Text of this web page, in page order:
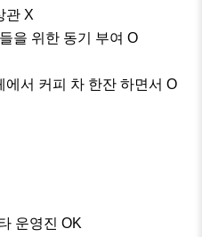
관 X
을 위한 동기 부여 O
서 커피 차 한잔 하면서 O
운영진 OK